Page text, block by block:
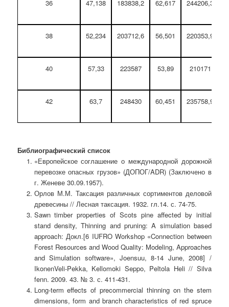
36 47,138 183838,2 62,617 244206,3
38 52,234 203712,6 56,501 220353,9
40 57,33 223587 53,89 210171
42 63,7 248430 60,451 235758,9
Библиографический список
«Европейское соглашение о международной дорожной
перевозке опасных грузов» (ДОПОГ/ADR) (Заключено в
г. Женеве 30.09.1957).
Орлов М.М. Таксация различных сортиментов деловой
древесины // Лесная таксация. 1932. гл.14. с. 74-75.
Sawn timber properties of Scots pine affected by initial
stand density, Thinning and pruning: A simulation based
approach: Докл.[6 IUFRO Workshop «Connection between
Forest Resources and Wood Quality: Modeling, Approaches
and Simulation software», Joensuu, 8-14 June, 2008] /
IkonenVeli-Pekka, Kellomoki Seppo, Peltola Heli // Silva
fenn. 2009. 43. № 3. с. 411-431.
Long-term effects of precommercial thinning on the stem
dimensions, form and branch characteristics of red spruce